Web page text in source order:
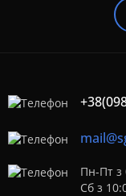
Пн-Пт з
Сб з